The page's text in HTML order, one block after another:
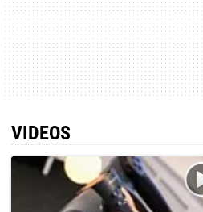
VIDEOS